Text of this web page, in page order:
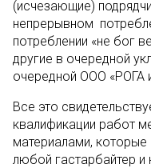
(исчезающие)
непрерывном
потреблении «не бог
другие в очередной
очередной ООО «РОГА
Все это
квалификации работ
материалами,
любой гастарбайтер и